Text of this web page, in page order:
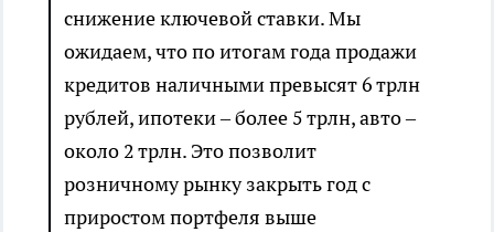
снижение ключевой ставки. Мы
ожидаем, что по итогам года продажи
кредитов наличными превысят 6 трлн
рублей, ипотеки – более 5 трлн, авто –
около 2 трлн. Это позволит
розничному рынку закрыть год с
приростом портфеля выше